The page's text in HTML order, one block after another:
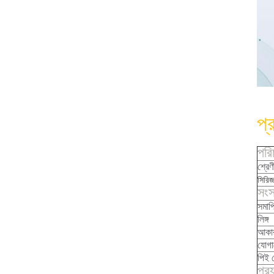
সিরিজ
লিঙ্গ
পিই